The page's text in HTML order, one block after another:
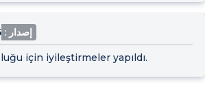
إصدار : 3.0.10
için iyileştirmeler yapıldı.